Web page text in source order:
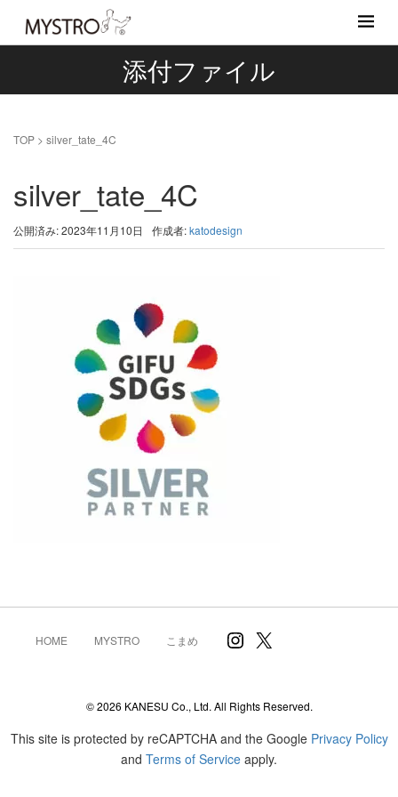
添付ファイル
TOP > silver_tate_4C
silver_tate_4C
公開済み: 2023年11月10日 作成者:katodesign
HOME MYSTRO こまめ Instagram
X
© 2026 KANESU Co., Ltd. All Rights Reserved.
This site is protected by reCAPTCHA and the Google Privacy Policy
and Terms of Service apply.